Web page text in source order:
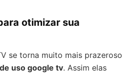
otimizar sua
se torna muito mais prazeroso
uso google tv. Assim elas